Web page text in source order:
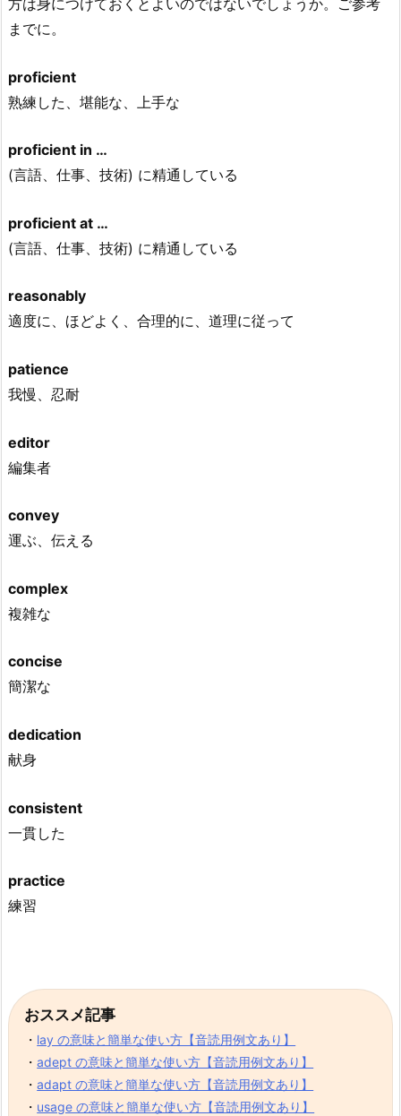
方は身につけておくとよいのではないでしょうか。ご参考
までに。
proficient
熟練した、堪能な、上手な
proficient in …
(言語、仕事、技術) に精通している
proficient at …
(言語、仕事、技術) に精通している
reasonably
適度に、ほどよく、合理的に、道理に従って
patience
我慢、忍耐
editor
編集者
convey
運ぶ、伝える
complex
複雑な
concise
簡潔な
dedication
献身
consistent
一貫した
practice
練習
おススメ記事
・ lay の意味と簡単な使い方【音読用例文あり】
・adept の意味と簡単な使い方【音読用例文あり】
・adapt の意味と簡単な使い方【音読用例文あり】
・ usage の意味と簡単な使い方【音読用例文あり】